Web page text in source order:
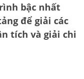
bậc nhất
để giải các
tích và giải chi